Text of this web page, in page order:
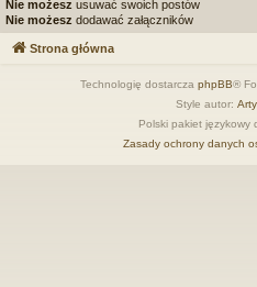
Nie możesz usuwać swoich postów
Nie możesz dodawać załączników
Strona główna
Technologię dostarcza phpBB®
Style autor: Arty
Polski pakiet językowy
Zasady ochrony danych